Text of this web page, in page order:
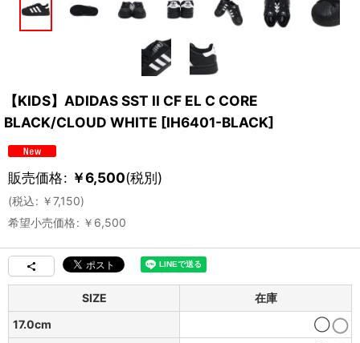
【KIDS】ADIDAS SST II CF EL C CORE
BLACK/CLOUD WHITE [IH6401-BLACK]
販売価格: ￥6,500(税別)
(税込: ￥7,150)
希望小売価格: ￥ 6,500
SIZE
在庫
17.0cm
◯